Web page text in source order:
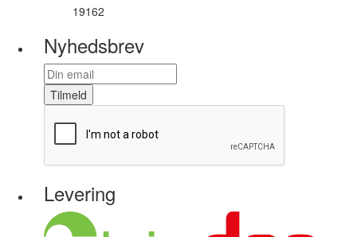
19162
Nyhedsbrev
Tilmeld
Levering